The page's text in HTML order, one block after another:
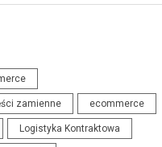
zamienne ecommerce
Logistyka Kontraktowa